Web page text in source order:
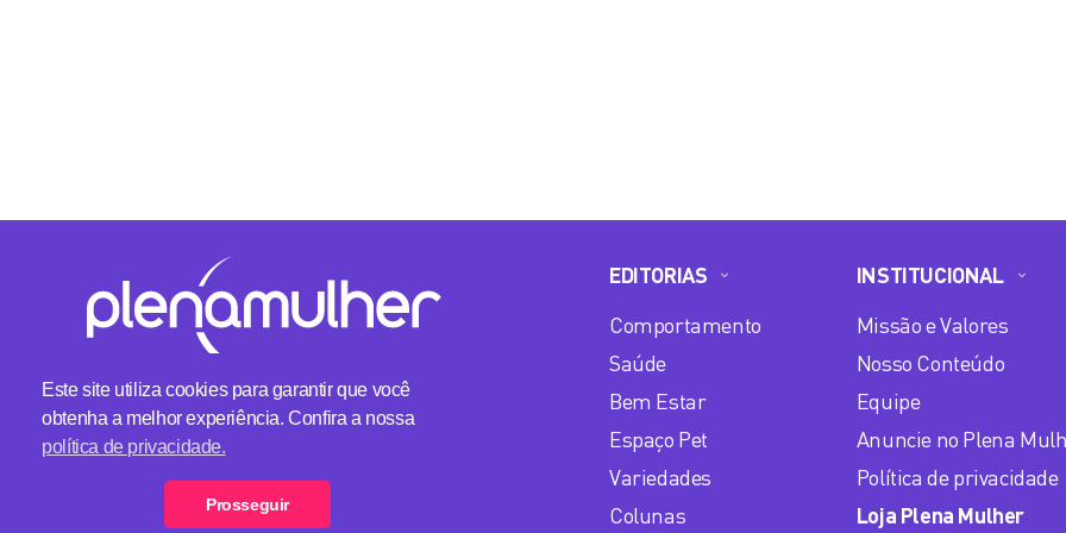
Este site utiliza cookies para garantir que você
obtenha a melhor experiência. Confira a nossa
política de privacidade.
Prosseguir
Plena Mulher - Um lugar feminino
Telefone:(11) 2369-0000
Formulário de Contato
EDITORIAS
Comportamento
Saúde
Bem Estar
Espaço Pet
Variedades
Colunas
INSTITUCIONAL
Missão e Valores
Nosso Conteúdo
Equipe
Anuncie no Plena
Política de privacidade
Loja Plena Mulher